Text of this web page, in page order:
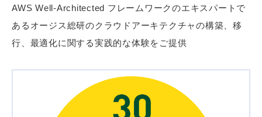
AWS Well-Architected フレームワークのエキスパートで
あるオージス総研のクラウドアーキテクチャの構築、移
行、最適化に関する実践的な体験をご提供